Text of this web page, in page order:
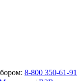
8-800 350-61-91